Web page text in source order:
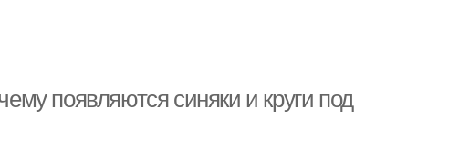
появляются синяки и круги под